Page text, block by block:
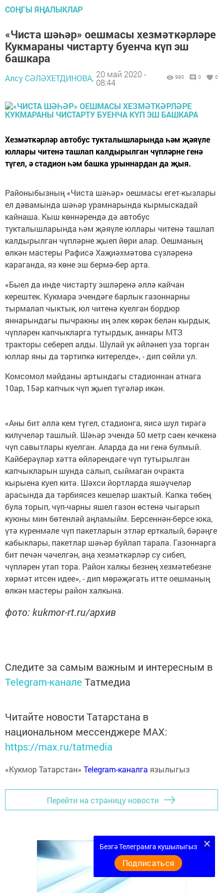
СОҢГЫ ЯҢАЛЫКЛАР
«Чиста шәһәр» оешмасы хезмәткәрләре
Кукмараны чистарту буенча күп эш
башкара
Алсу СӘЛӘХЕТДИНОВА, 20 май 2020 -
08:44
990 0 0
Хезмәткәрләр автобус тукталышларында һәм җәяүле
юллары читенә ташлап калдырылган чүпләрне генә
түгел, ә стадион һәм башка урыннардан да җыя.
Районыбызның «Чиста шәһәр» оешмасы егет-кызлары
ел дәвамында шәһәр урамнарында кырмыскадай
кайнаша. Кыш көннәрендә дә автобус
тукталышларында һәм җәяүле юллары читенә ташлап
калдырылган чүпләрне җыеп йөри алар. Оешманың
өлкән мастеры Рафисә Хаҗиәхмәтова сүзләренә
караганда, яз көне эш бермә-бер арта.
«Быел да инде чистарту эшләренә әллә кайчан
керештек. Кукмара эчендәге барлык газоннарны
тырмалап чыктык, юл читенә куелган бордюр
яннарындагы пычракны иң элек көрәк белән кырдык,
чүпләрен капчыкларга тутырдык, аннары МТЗ
тракторы себереп алды. Шулай ук әйләнеп уза торган
юллар яны да тәртипкә китерелде», - дип сөйли ул.
Комсомол мәйданы артындагы стадионнан атнага
10ар, 15әр капчык чүп җыеп түгәләр икән.
«Аны бит әллә кем түгел, стадионга, яисә шул тирәгә
килүчеләр ташлый. Шәһәр эчендә 50 метр саен кечкенә
чүп савытлары куелган. Аларда да ни генә булмый.
Кайберәүләр хәтта өйләрендәге чүп тутырылган
капчыкларын шунда салып, сыймаган очракта
кырыена куеп китә. Шәхси йортларда яшәүчеләр
арасында да тәрбиясез кешеләр шактый. Капка төбең
була торып, чүп-чарны яшел газон өстенә чыгарып
куюны мин бөтенләй аңламыйм. Берсеннән-берсе юка,
үтә күренмәле чүп пакетларын этләр ерткалый, бәрәңге
кабыклары, пакетлар шәһәр буйлап тарала. Газоннарга
бит печән чәчелгән, аңа хезмәткәрләр су сибеп,
чүпләрен утап тора. Район халкы безнең хезмәтебезне
хөрмәт итсен идее», - дип мөрәҗәгать итте оешманың
өлкән мастеры район халкына.
фото: kukmor-rt.ru/архив
Следите за самым важным и интересным в
Telegram-канале Татмедиа
Читайте новости Татарстана в
национальном мессенджере MАХ:
https://max.ru/tatmedia
«Кукмор Татарстан» Telegram-каналга язылыгыз
Перейти на страницу новости
Безгә Телеграмга кушылыгыз
Подписаться